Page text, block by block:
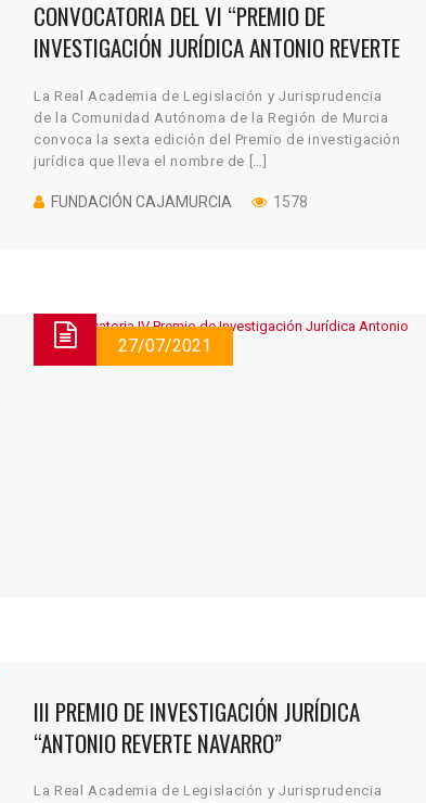
CONVOCATORIA DEL VI “PREMIO DE
INVESTIGACIÓN JURÍDICA ANTONIO REVERTE
La Real Academia de Legislación y Jurisprudencia
de la Comunidad Autónoma de la Región de Murcia
convoca la sexta edición del Premio de investigación
jurídica que lleva el nombre de […]
FUNDACIÓN CAJAMURCIA 1578
27/07/2021
III PREMIO DE INVESTIGACIÓN JURÍDICA
“ANTONIO REVERTE NAVARRO”
La Real Academia de Legislación y Jurisprudencia